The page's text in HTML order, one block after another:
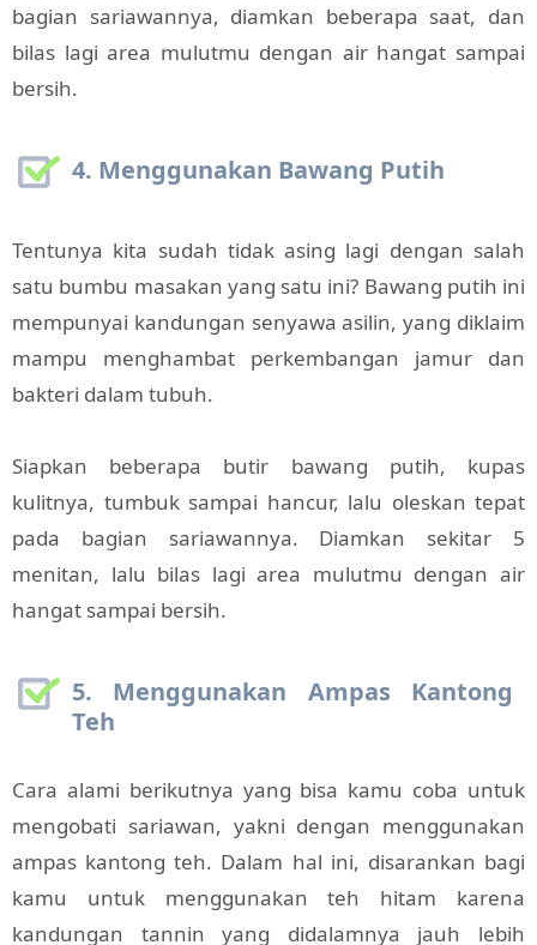
bagian sariawannya, diamkan beberapa saat, dan
bilas lagi area mulutmu dengan air hangat sampai
bersih.
4. Menggunakan Bawang Putih
Tentunya kita sudah tidak asing lagi dengan salah
satu bumbu masakan yang satu ini? Bawang putih ini
mempunyai kandungan senyawa asilin, yang diklaim
mampu menghambat perkembangan jamur dan
bakteri dalam tubuh.
Siapkan beberapa butir bawang putih, kupas
kulitnya, tumbuk sampai hancur, lalu oleskan tepat
pada bagian sariawannya. Diamkan sekitar 5
menitan, lalu bilas lagi area mulutmu dengan air
hangat sampai bersih.
5. Menggunakan Ampas Kantong
Teh
Cara alami berikutnya yang bisa kamu coba untuk
mengobati sariawan, yakni dengan menggunakan
ampas kantong teh. Dalam hal ini, disarankan bagi
kamu untuk menggunakan teh hitam karena
kandungan tannin yang didalamnya jauh lebih